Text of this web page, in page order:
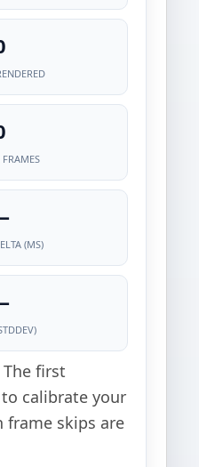
(MS)
first
calibrate your
frame skips are